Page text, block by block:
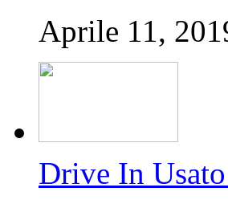
Aprile 11,
Drive In